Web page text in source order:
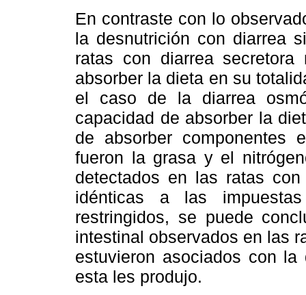
En contraste con lo
la desnutrición con diarrea
ratas con diarrea secretora
absorber la dieta en su
el caso de la diarrea
capacidad de absorber la
de absorber componentes
fueron la grasa y el
detectados en las ratas
idénticas a las
restringidos, se puede
intestinal observados en las
estuvieron asociados con
esta les produjo.